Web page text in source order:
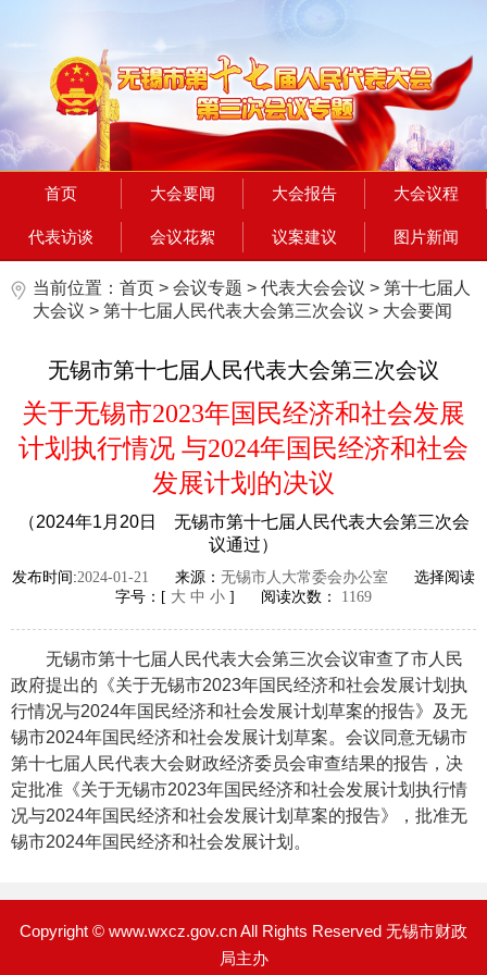
首页 大会要闻 大会报告 大会议程
代表访谈 会议花絮 议案建议 图片新闻
当前位置： 首页 > 会议专题 > 代表大会会议 > 第十七届人
大会议 > 第十七届人民代表大会第三次会议 > 大会要闻
无锡市第十七届人民代表大会第三次会议
关于无锡市2023年国民经济和社会发展
计划执行情况 与2024年国民经济和社会
发展计划的决议
（2024年1月20日 无锡市第十七届人民代表大会第三次会
议通过）
发布时间:2024-01-21 来源： 无锡市人大常委会办公室 选择阅读
字号：[ 大 中 小 ] 阅读次数： 1169
无锡市第十七届人民代表大会第三次会议审查了市人民
政府提出的《关于无锡市2023年国民经济和社会发展计划执
行情况与2024年国民经济和社会发展计划草案的报告》及无
锡市2024年国民经济和社会发展计划草案。会议同意无锡市
第十七届人民代表大会财政经济委员会审查结果的报告，决
定批准《关于无锡市2023年国民经济和社会发展计划执行情
况与2024年国民经济和社会发展计划草案的报告》，批准无
锡市2024年国民经济和社会发展计划。
Copyright © www.wxcz.gov.cn All Rights Reserved 无锡市财政
局主办